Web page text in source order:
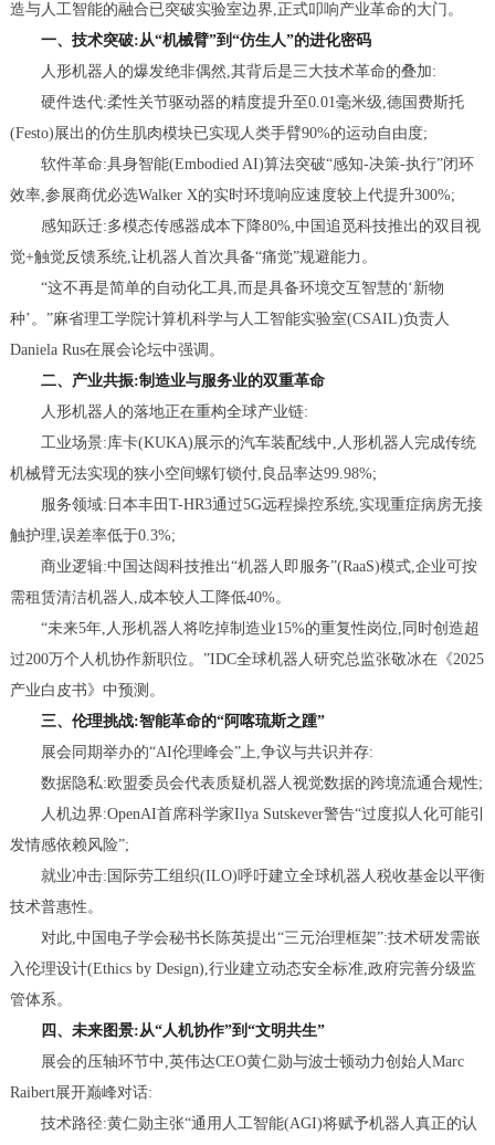
造与人工智能的融合已突破实验室边界,正式叩响产业革命的大门。
一、技术突破:从“机械臂”到“仿生人”的进化密码
人形机器人的爆发绝非偶然,其背后是三大技术革命的叠加:
硬件迭代:柔性关节驱动器的精度提升至0.01毫米级,德国费斯托
(Festo)展出的仿生肌肉模块已实现人类手臂90%的运动自由度;
软件革命:具身智能(Embodied AI)算法突破“感知-决策-执行”闭环
效率,参展商优必选Walker X的实时环境响应速度较上代提升300%;
感知跃迁:多模态传感器成本下降80%,中国追觅科技推出的双目视
觉+触觉反馈系统,让机器人首次具备“痛觉”规避能力。
“这不再是简单的自动化工具,而是具备环境交互智慧的‘新物
种’。”麻省理工学院计算机科学与人工智能实验室(CSAIL)负责人
Daniela Rus在展会论坛中强调。
二、产业共振:制造业与服务业的双重革命
人形机器人的落地正在重构全球产业链:
工业场景:库卡(KUKA)展示的汽车装配线中,人形机器人完成传统
机械臂无法实现的狭小空间螺钉锁付,良品率达99.98%;
服务领域:日本丰田T-HR3通过5G远程操控系统,实现重症病房无接
触护理,误差率低于0.3%;
商业逻辑:中国达闼科技推出“机器人即服务”(RaaS)模式,企业可按
需租赁清洁机器人,成本较人工降低40%。
“未来5年,人形机器人将吃掉制造业15%的重复性岗位,同时创造超
过200万个人机协作新职位。”IDC全球机器人研究总监张敬冰在《2025
产业白皮书》中预测。
三、伦理挑战:智能革命的“阿喀琉斯之踵”
展会同期举办的“AI伦理峰会”上,争议与共识并存:
数据隐私:欧盟委员会代表质疑机器人视觉数据的跨境流通合规性;
人机边界:OpenAI首席科学家Ilya Sutskever警告“过度拟人化可能引
发情感依赖风险”;
就业冲击:国际劳工组织(ILO)呼吁建立全球机器人税收基金以平衡
技术普惠性。
对此,中国电子学会秘书长陈英提出“三元治理框架”:技术研发需嵌
入伦理设计(Ethics by Design),行业建立动态安全标准,政府完善分级监
管体系。
四、未来图景:从“人机协作”到“文明共生”
展会的压轴环节中,英伟达CEO黄仁勋与波士顿动力创始人Marc
Raibert展开巅峰对话:
技术路径:黄仁勋主张“通用人工智能(AGI)将赋予机器人真正的认